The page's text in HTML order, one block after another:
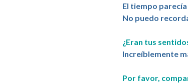
El tiempo
No puedo
¿Eran tus
Increíblemente
Por favor,